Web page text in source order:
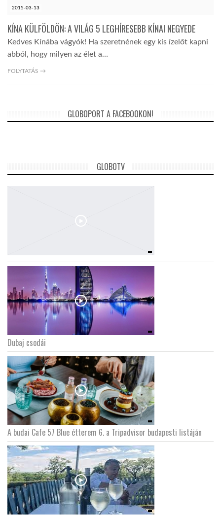
DOBRAVERO.HU
LATIMO.HU
GLOBOBOOK
2015-03-13
KÍNA KÜLFÖLDÖN: A VILÁG 5 LEGHÍRESEBB KÍNAI NEGYEDE
Kedves Kínába vágyók! Ha szeretnének egy kis ízelőt kapni
abból, hogy milyen az élet a…
FOLYTATÁS →
GLOBOPORT A FACEBOOKON!
GLOBOTV
Dubaj csodái
A budai Cafe 57 Blue étterem 6. a Tripadvisor budapesti listáján